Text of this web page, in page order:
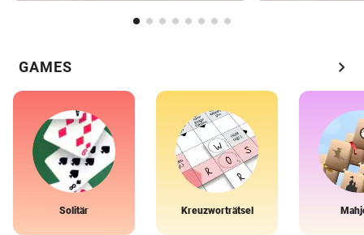
GAMES chevron_right
Solitär Kreuzworträtsel